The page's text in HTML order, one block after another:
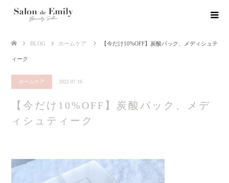
BLOG ホームケア 【今だけ10%OFF】炭酸パック、メディシュテ
ィーク
ホームケア 2022.07.16
【今だけ10%OFF】炭酸パック、メデ
ィシュティーク